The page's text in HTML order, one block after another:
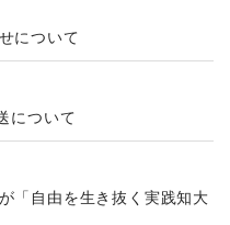
について
について
「自由を生き抜く実践知大